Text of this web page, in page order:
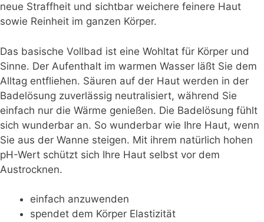
neue Straffheit und sichtbar weichere feinere Haut
sowie Reinheit im ganzen Körper.
Das basische Vollbad ist eine Wohltat für Körper und
Sinne. Der Aufenthalt im warmen Wasser läßt Sie dem
Alltag entfliehen. Säuren auf der Haut werden in der
Badelösung zuverlässig neutralisiert, während Sie
einfach nur die Wärme genießen. Die Badelösung fühlt
sich wunderbar an. So wunderbar wie Ihre Haut, wenn
Sie aus der Wanne steigen. Mit ihrem natürlich hohen
pH-Wert schützt sich Ihre Haut selbst vor dem
Austrocknen.
einfach anzuwenden
spendet dem Körper Elastizität